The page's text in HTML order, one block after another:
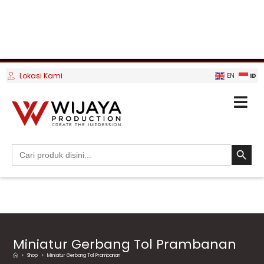
Lokasi Kami EN ID
Search
for:
SEARCH
Miniatur Gerbang Tol Prambanan
> Shop > Miniatur Gerbang Tol Prambanan